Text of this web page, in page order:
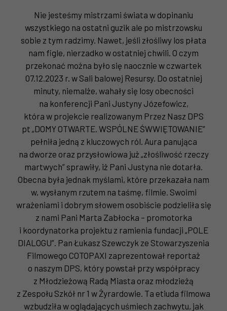
Nie jesteśmy mistrzami świata w dopinaniu
wszystkiego na ostatni guzik ale po mistrzowsku
sobie z tym radzimy. Nawet, jeśli złośliwy los płata
nam figle, nierzadko w ostatniej chwili. O czym
przekonać można było się naocznie w czwartek
07.12.2023 r. w Sali balowej Resursy. Do ostatniej
minuty, niemalże, wahały się losy obecności
na konferencji Pani Justyny Józefowicz,
która w projekcie realizowanym Przez Nasz DPS
pt „DOMY OTWARTE. WSPÓLNE ŚWWIĘTOWANIE”
pełniła jedną z kluczowych ról. Aura panująca
na dworze oraz przysłowiowa już „złośliwość rzeczy
martwych” sprawiły, iż Pani Justyna nie dotarła.
Obecna była jednak myślami, które przekazała nam
w, wysłanym rzutem na taśmę, filmie. Swoimi
wrażeniami i dobrym słowem osobiście podzieliła się
z nami Pani Marta Zabłocka – promotorka
i koordynatorka projektu z ramienia fundacji „POLE
DIALOGU”. Pan Łukasz Szewczyk ze Stowarzyszenia
Filmowego COTOPAXI zaprezentował reportaż
o naszym DPS, który powstał przy współpracy
z Młodzieżową Radą Miasta oraz młodzieżą
z Zespołu Szkół nr 1 w Żyrardowie. Ta etiuda filmowa
wzbudziła w oglądających uśmiech zachwytu, jak